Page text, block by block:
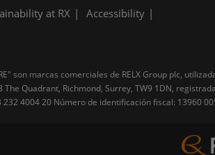
at RX
Accessibility
son marcas comerciales de RELX Group plc,
Quadrant, Richmond, Surrey, TW9 1DN,
4004 20 Número de identificación fiscal: 13960